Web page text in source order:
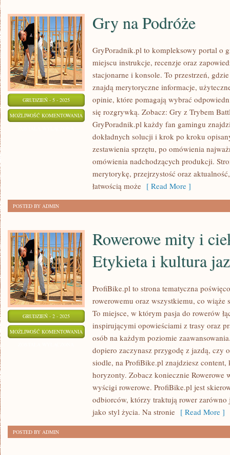
GRUDZIEŃ - 5 - 2025
MOŻLIWOŚĆ KOMENTOWANIA
PODRÓŻE
Gry na Podróże
GryPoradnik.pl to kompleksowy portal o
miejscu instrukcje, recenzje oraz
stacjonarne i konsole. To przestrzeń,
znajdą merytoryczne informacje,
opinie, które pomagają wybrać
się rozgrywką. Zobacz: Gry z Trybem
GryPoradnik.pl każdy fan gamingu
dokładnych solucji i krok po kroku
zestawienia sprzętu, po omówienia
omówienia nadchodzących produkcji.
merytorykę, przejrzystość oraz
łatwością może [ Read More ]
POSTED BY ADMIN
GRUDZIEŃ - 2 - 2025
MOŻLIWOŚĆ KOMENTOWANIA ROWEROWE
Rowerowe mity i
Etykieta i kultura
ProfiBike.pl to strona tematyczna
rowerowemu oraz wszystkiemu, co
To miejsce, w którym pasja do rowerów
inspirującymi opowieściami z trasy oraz
osób na każdym poziomie
dopiero zaczynasz przygodę z jazdą, czy
siodle, na ProfiBike.pl znajdziesz content,
horyzonty. Zobacz koniecznie
wyścigi rowerowe. ProfiBike.pl jest
odbiorców, którzy traktują rower
jako styl życia. Na stronie [ Read More ]
POSTED BY ADMIN